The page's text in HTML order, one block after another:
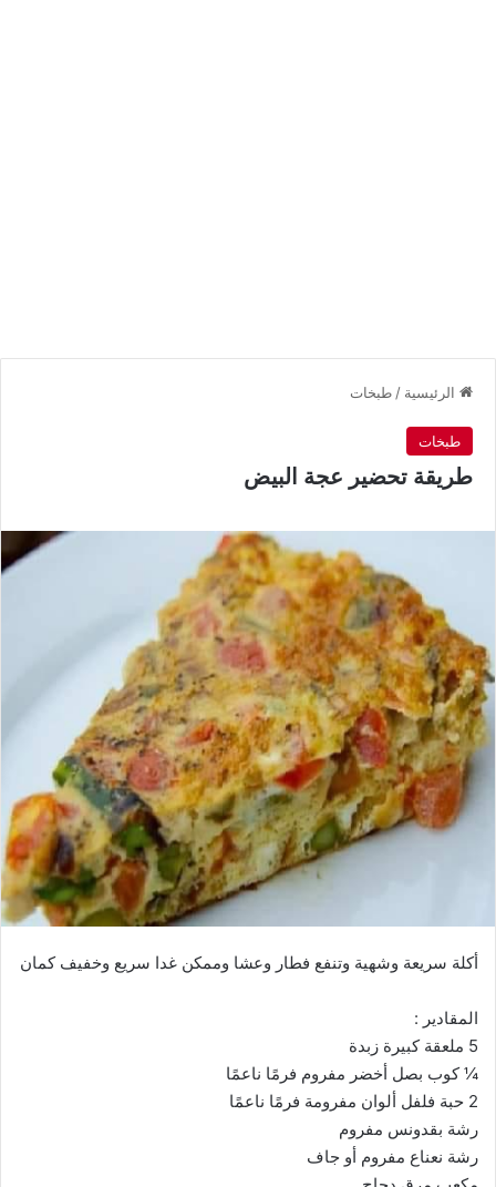
الرئيسية / طبخات
طبخات
طريقة تحضير عجة البيض
أكلة سريعة وشهية وتنفع فطار وعشا وممكن غدا سريع وخفيف كمان
المقادير :
5 ملعقة كبيرة زبدة
¼ كوب بصل أخضر مفروم فرمًا ناعمًا
2 حبة فلفل ألوان مفرومة فرمًا ناعمًا
رشة بقدونس مفروم
رشة نعناع مفروم أو جاف